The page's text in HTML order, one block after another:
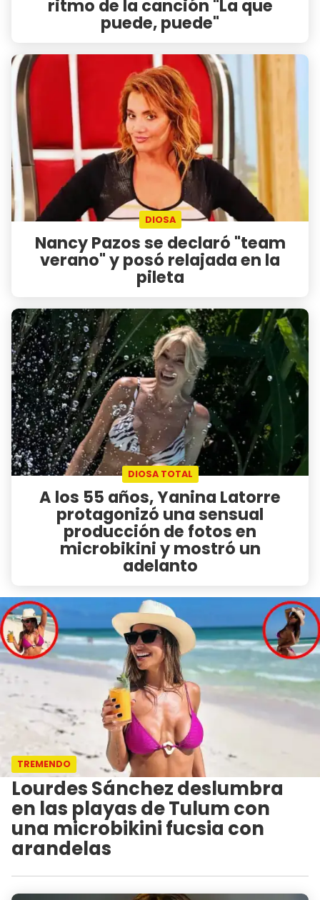
ritmo de la canción "La que
puede, puede"
DIOSA
Nancy Pazos se declaró "team
verano" y posó relajada en la
pileta
DIOSA TOTAL
A los 55 años, Yanina Latorre
protagonizó una sensual
producción de fotos en
microbikini y mostró un
adelanto
TREMENDO
Lourdes Sánchez deslumbra
en las playas de Tulum con
una microbikini fucsia con
arandelas